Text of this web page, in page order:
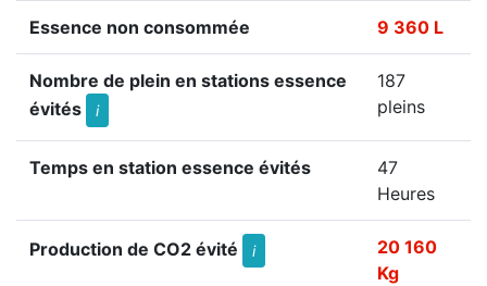
Essence non consommée 9 360 L
Nombre de plein en stations essence
évités
i
187
pleins
Temps en station essence évités
47
Heures
Production de CO2 évité i
20 160
Kg